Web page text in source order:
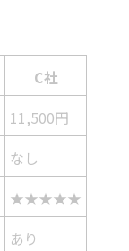
C社
11,500円
なし
★★★★★
あり